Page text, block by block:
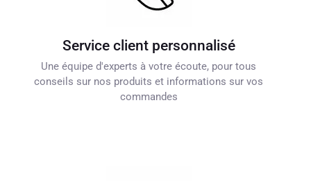
Service client personnalisé
Une équipe d'experts à votre écoute, pour tous
conseils sur nos produits et informations sur vos
commandes